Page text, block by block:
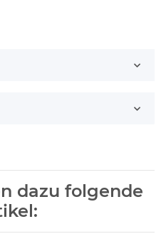
dazu folgende